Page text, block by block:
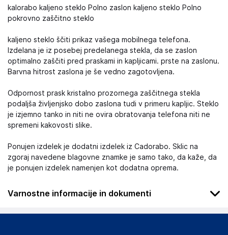
kalorabo kaljeno steklo Polno zaslon kaljeno steklo Polno
pokrovno zaščitno steklo
kaljeno steklo ščiti prikaz vašega mobilnega telefona.
Izdelana je iz posebej predelanega stekla, da se zaslon
optimalno zaščiti pred praskami in kapljicami. prste na zaslonu.
Barvna hitrost zaslona je še vedno zagotovljena.
Odpornost prask kristalno prozornega zaščitnega stekla
podaljša življenjsko dobo zaslona tudi v primeru kapljic. Steklo
je izjemno tanko in niti ne ovira obratovanja telefona niti ne
spremeni kakovosti slike.
Ponujen izdelek je dodatni izdelek iz Cadorabo. Sklic na
zgoraj navedene blagovne znamke je samo tako, da kaže, da
je ponujen izdelek namenjen kot dodatna oprema.
Varnostne informacije in dokumenti
.